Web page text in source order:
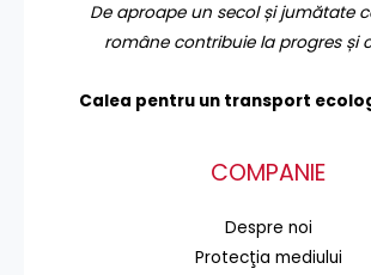
De aproape un secol și jumătate
române contribuie la progres și
Calea pentru un transport
COMPANIE
Despre noi
Protecţia mediului